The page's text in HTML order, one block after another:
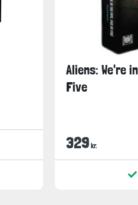
Aliens: We're
Five
329 kr.